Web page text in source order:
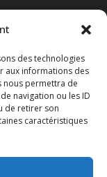
des technologies
aux informations des
nous permettra de
navigation ou les ID
de retirer son
caractéristiques